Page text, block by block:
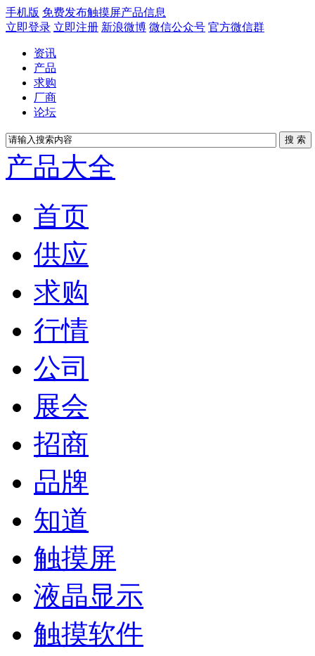
手机版 免费发布触摸屏产品信息
立即登录 立即注册 新浪微博 微信公众号 官方微信群
资讯
产品
求购
厂商
论坛
产品大全
首页
供应
求购
行情
公司
展会
招商
品牌
知道
触摸屏
液晶显示
触摸软件